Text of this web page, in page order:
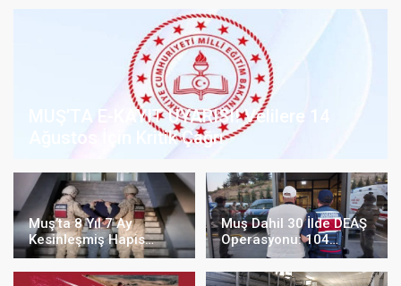
MUŞ’TA E-KAYIT UYARISI! Velilere 14
Ağustos İçin Kritik Çağrı
Muş’ta 8 Yıl 7 Ay
Kesinleşmiş Hapis
Cezası Bulunan Şahıs
Yakalandı
Muş Dahil 30 İlde DEAŞ
Operasyonu: 104
Şüpheli Yakalandı